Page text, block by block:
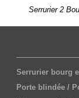
Serrurier 2
Serrurier bourg
Porte blindée /